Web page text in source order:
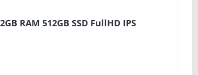
RAM 512GB SSD FullHD IPS